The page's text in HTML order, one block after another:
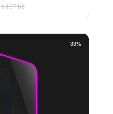
1 197 Kč
-33%